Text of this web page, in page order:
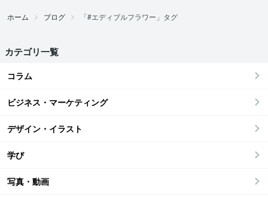
ホーム ブログ 「#エディブルフラワー」タグ
カテゴリ一覧
コラム
ビジネス・マーケティング
デザイン・イラスト
学び
写真・動画